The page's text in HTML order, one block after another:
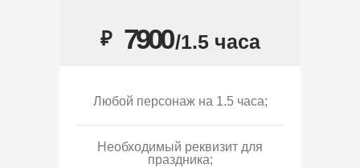
₽ 7900/1.5 часа
Любой персонаж на 1.5 часа;
Необходимый реквизит для
праздника;